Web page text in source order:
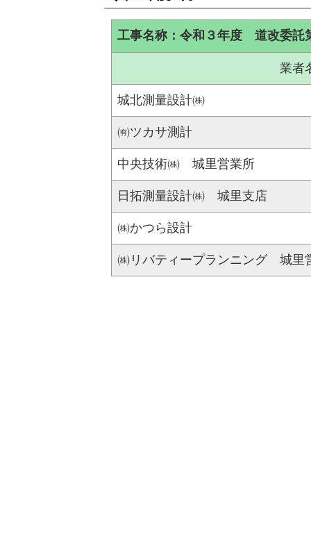
工事名称：令和３年度 道改委託
業者
城北測量設計㈱
㈲ツカサ測計
中央技術㈱ 城里営業所
日拓測量設計㈱ 城里支店
㈱かつら設計
㈱リバティープランニング 城里